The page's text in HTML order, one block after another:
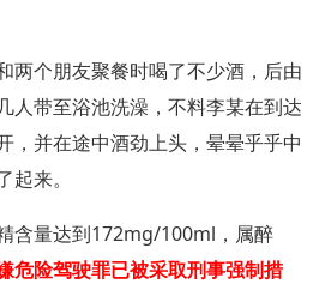
两个朋友聚餐时喝了不少酒，后由
人带至浴池洗澡，不料李某在到达
，并在途中酒劲上头，晕晕乎乎中
来。
含量达到172mg/100ml，属醉
危险驾驶罪已被采取刑事强制措